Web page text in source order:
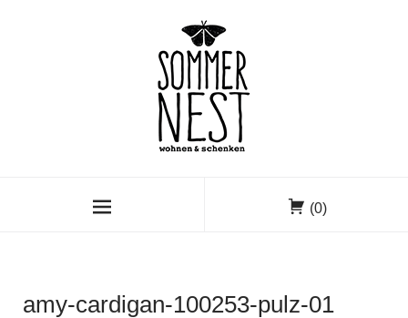
(0)
amy-cardigan-100253-pulz-01